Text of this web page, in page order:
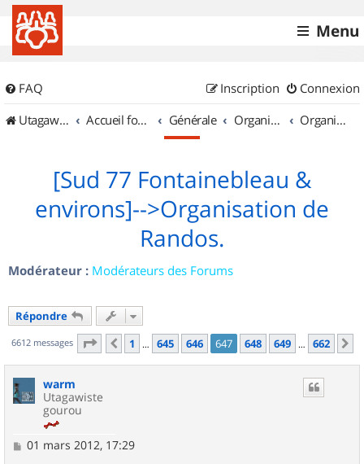
Menu
FAQ Connexion
Inscription
UtagawaVTT (Randos VTT et VTTAE avec traces GPS)
Accueil forum Générale Organisation de sorties & Recherche de partenaires Organisation de sorties en région Île de France
[Sud 77 Fontainebleau &
environs]-->Organisation de
Randos.
Modérateur : Modérateurs des Forums
Répondre
6612 messages Page 647 sur662
Précédent
1 … 645 646 647 648 649 … 662
warm
Utagawiste
gourou
M
01 mars 2012, 17:29